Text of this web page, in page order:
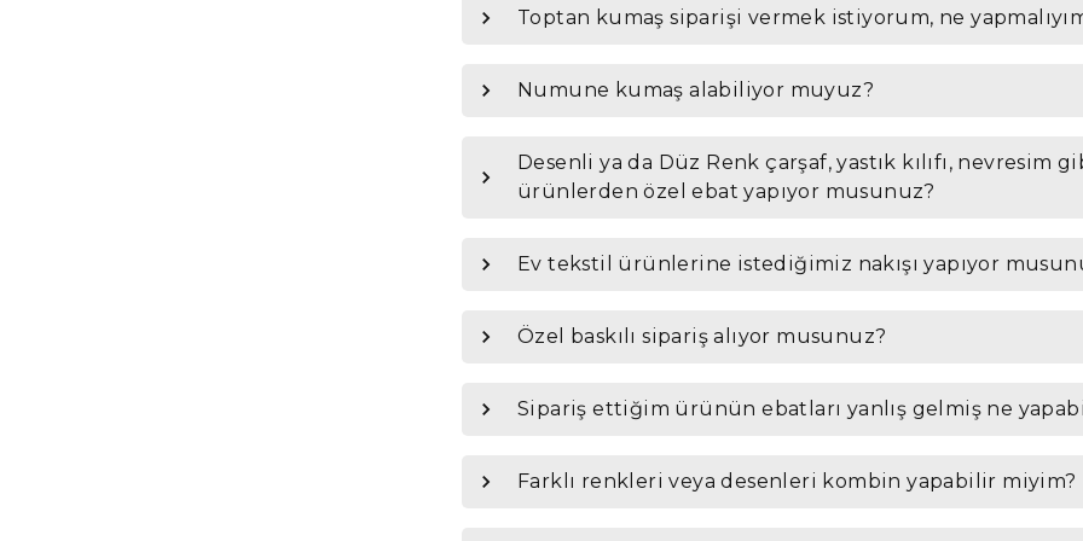
Toptan kumaş siparişi vermek istiyorum, ne
Numune kumaş alabiliyor muyuz?
Desenli ya da Düz Renk çarşaf, yastık kılıfı, nevresim
ürünlerden özel ebat yapıyor musunuz?
Ev tekstil ürünlerine istediğimiz nakışı yapıyor
Özel baskılı sipariş alıyor musunuz?
Sipariş ettiğim ürünün ebatları yanlış gelmiş ne
Farklı renkleri veya desenleri kombin yapabilir miyim?